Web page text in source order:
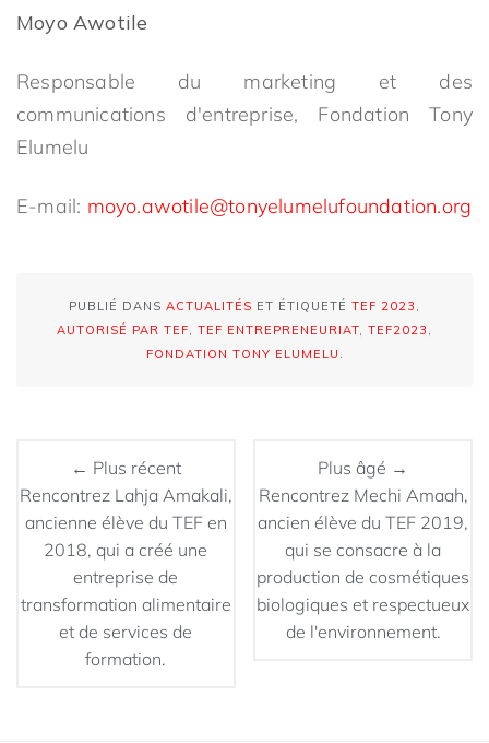
Moyo Awotile
Responsable du marketing et des
communications d'entreprise, Fondation Tony
Elumelu
E-mail: moyo.awotile@tonyelumelufoundation.org
PUBLIÉ DANS ACTUALITÉS ET ÉTIQUETÉ TEF 2023
AUTORISÉ PAR TEF
TEF ENTREPRENEURIAT TEF2023
FONDATION TONY ELUMELU
← Plus récent
Rencontrez Lahja Amakali,
ancienne élève du TEF en
2018, qui a créé une
entreprise de
transformation alimentaire
et de services de
formation.
Plus âgé →
Rencontrez Mechi Amaah,
ancien élève du TEF 2019,
qui se consacre à la
production de cosmétiques
biologiques et respectueux
de l'environnement.